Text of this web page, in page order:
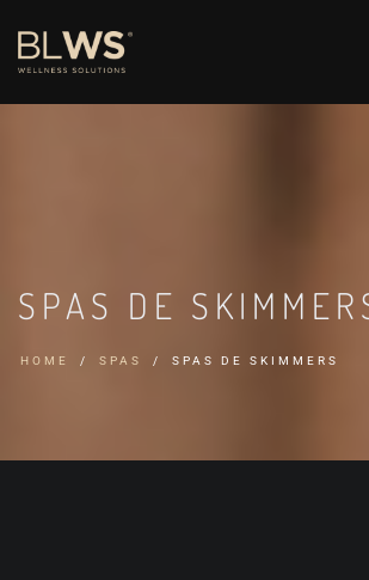
SPAS DE
HOME SPAS SPAS DE SKIMMERS